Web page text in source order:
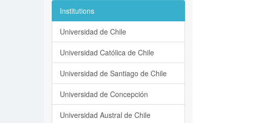
Institutions
Universidad de Chile
Universidad Católica de Chile
Universidad de Santiago de Chile
Universidad de Concepción
Universidad Austral de Chile